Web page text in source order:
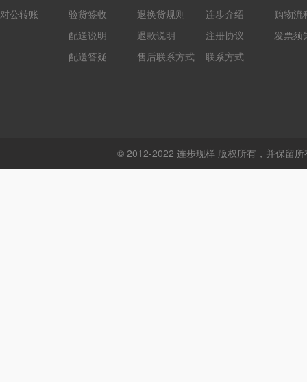
对公转账
验货签收
配送说明
配送答疑
退换货规则
退款说明
售后联系方式
连步介绍
注册协议
联系方式
购物流
发票须
© 2012-2022 连步现样 版权所有，并保留